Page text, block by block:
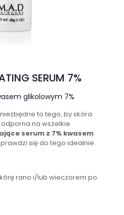
SERUM 7%
glikolowym 7%
to tego, by skóra
na wszelkie
serum z 7% kwasem
się do tego idealnie.
rano i/lub wieczorem po